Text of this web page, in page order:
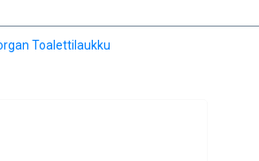
Toalettilaukku